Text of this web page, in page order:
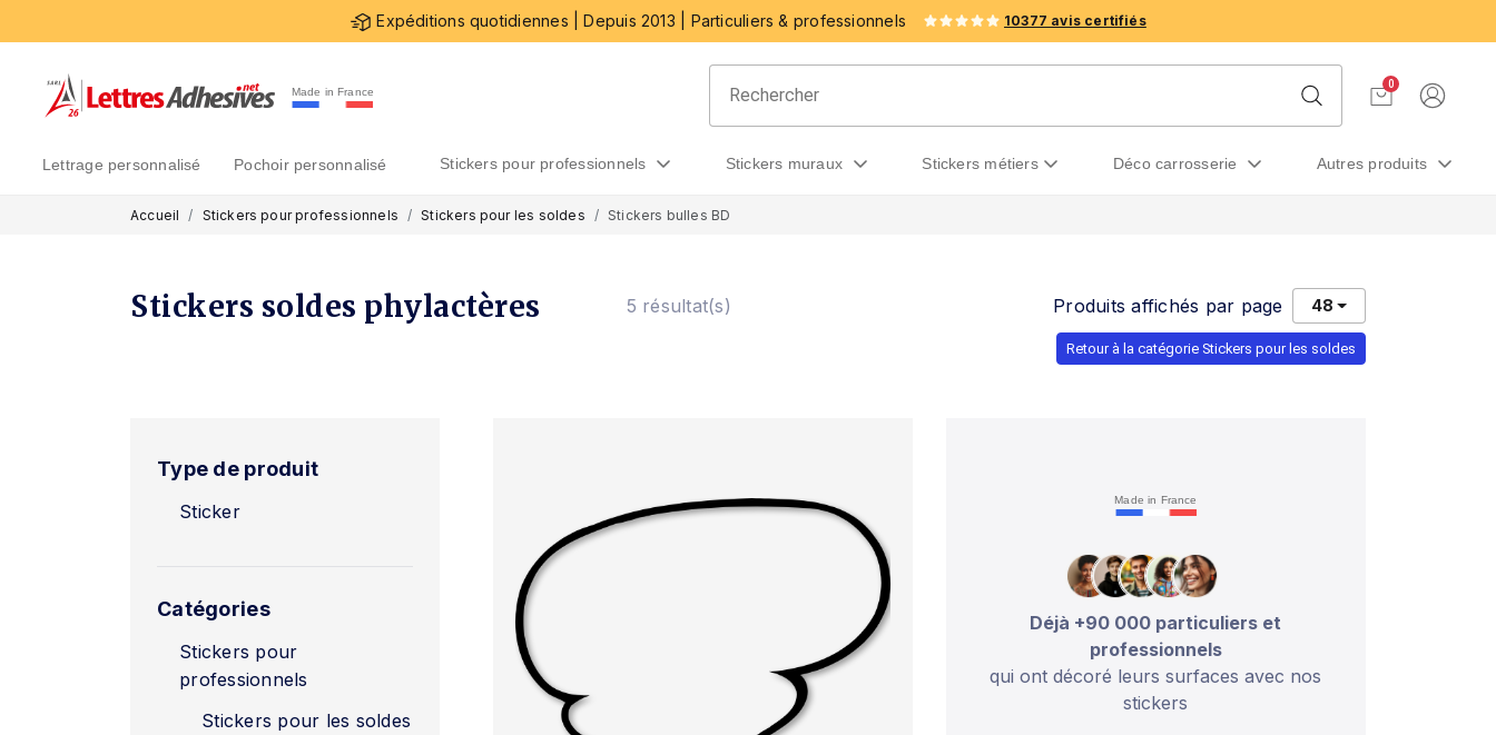
Expéditions quotidiennes | Depuis 2013 | Particuliers & professionnels 10377 avis certifiés
Made in France
0
lettrage personnalisé pochoir personnalisé stickers pour professionnels stickers muraux stickers métiers déco carrosserie autres produits
Accueil Stickers pour professionnels Stickers pour les soldes Stickers bulles BD
Stickers soldes phylactères 5 résultat(s) Produits affichés par page 48
Retour à la catégorie Stickers pour les soldes
Type de produit
Sticker
Catégories
Stickers pour
professionnels
Stickers pour les soldes
Made in France
Déjà +90 000 particuliers et
professionnels
qui ont décoré leurs surfaces avec nos
stickers